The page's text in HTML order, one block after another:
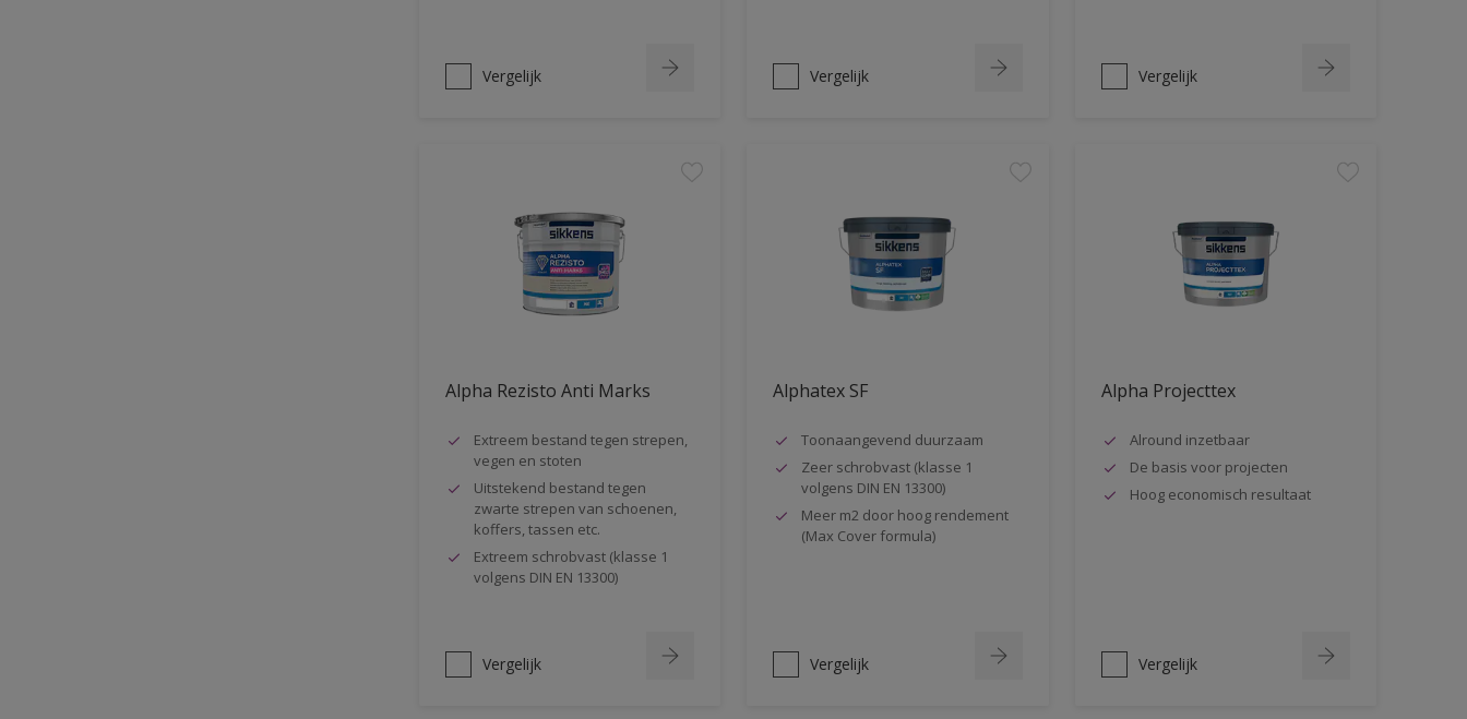
Vergelijk Vergelijk Vergelijk
Alpha Rezisto Anti Marks
Extreem bestand tegen strepen,
vegen en stoten
Uitstekend bestand tegen
zwarte strepen van schoenen,
koffers, tassen etc.
Extreem schrobvast (klasse 1
volgens DIN EN 13300)
Vergelijk
Alphatex SF
Toonaangevend duurzaam
Zeer schrobvast (klasse 1
volgens DIN EN 13300)
Meer m2 door hoog rendement
(Max Cover formula)
Vergelijk
Alpha Projecttex
Alround inzetbaar
De basis voor projecten
Hoog economisch resultaat
Vergelijk